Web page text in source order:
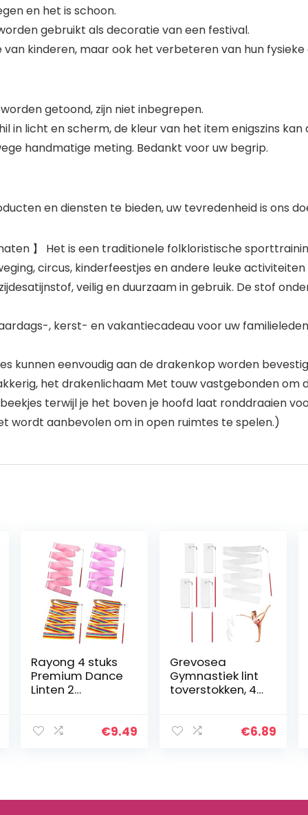
en het is schoon.
gebruikt als decoratie van een festival.
kinderen, maar ook het verbeteren van hun
getoond, zijn niet inbegrepen.
in licht en scherm, de kleur van het item enigszins kan
handmatige meting. Bedankt voor uw begrip.
en diensten te bieden, uw tevredenheid is ons
】 Het is een traditionele folkloristische
circus, kinderfeestjes en andere leuke activiteiten
veilig en duurzaam in gebruik. De stof
, kerst- en vakantiecadeau voor uw
kunnen eenvoudig aan de drakenkop worden
het drakenlichaam Met touw vastgebonden om
terwijl je het boven je hoofd laat ronddraaien
wordt aanbevolen om in open ruimtes te spelen.)
Rayong 4 stuks
Premium Dance
Linten 2
gymnastiek lint,
€9.49
Grevosea
Gymnastiek lint
toverstokken, 4
met 30 cm lint
€6.89